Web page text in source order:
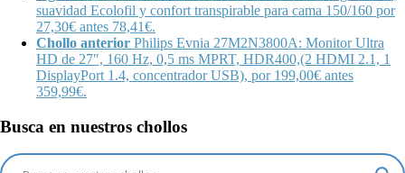
suavidad Ecolofil y confort transpirable para cama 150/160 por
27,30€ antes 78,41€.
Chollo anterior Philips Evnia 27M2N3800A: Monitor Ultra
HD de 27″, 160 Hz, 0,5 ms MPRT, HDR400,(2 HDMI 2.1, 1
DisplayPort 1.4, concentrador USB), por 199,00€ antes
359,99€.
Busca en nuestros chollos